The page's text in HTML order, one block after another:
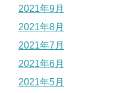
2021年9月
2021年8月
2021年7月
2021年6月
2021年5月